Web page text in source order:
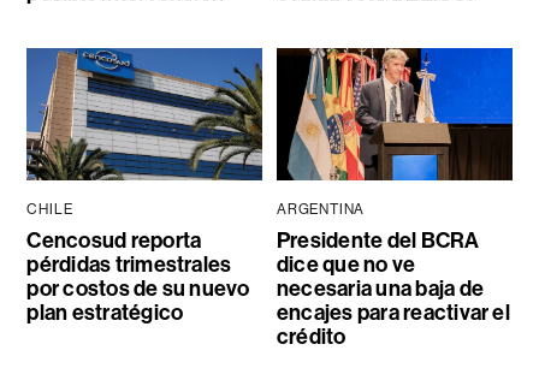
CHILE
Cencosud reporta
pérdidas trimestrales
por costos de su nuevo
plan estratégico
ARGENTINA
Presidente del BCRA
dice que no ve
necesaria una baja de
encajes para reactivar el
crédito